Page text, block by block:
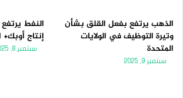
الذهب يرتفع بفعل القلق بشأن
وتيرة التوظيف في الولايات
المتحدة
سبتمبر 9, 2025
النفط
إنتاج
سبتمبر 8, 2025